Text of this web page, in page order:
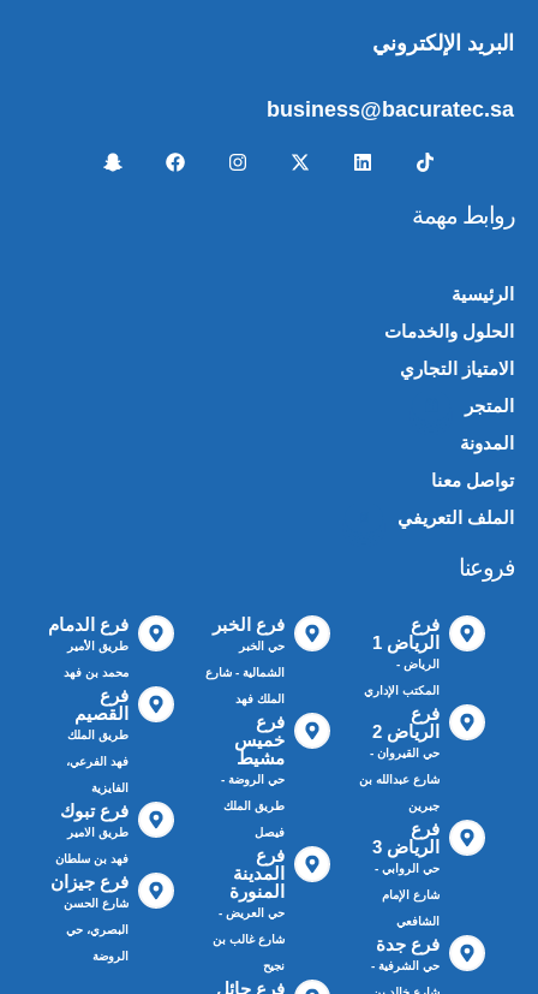
البريد الإلكتروني
business@bacuratec.sa
روابط مهمة
الرئيسية
الحلول والخدمات
الامتياز التجاري
المتجر
المدونة
تواصل معنا
الملف التعريفي
فروعنا
فرع
الرياض 1
الرياض -
المكتب الإداري
فرع
الرياض 2
حي القيروان -
شارع عبدالله بن
جبرين
فرع
الرياض 3
حي الروابي -
شارع الإمام
الشافعي
فرع جدة
حي الشرفية -
فرع الخبر
حي الخبر
الشمالية - شارع
الملك فهد
فرع
خميس
مشيط
حي الروضة -
طريق الملك
فيصل
فرع
المدينة
المنورة
حي العريض -
شارع غالب بن
نجيح
فرع حائل
فرع الدمام
طريق الأمير
محمد بن فهد
فرع
القصيم
طريق الملك
فهد الفرعي،
الفايزية
فرع تبوك
طريق الامير
فهد بن سلطان
فرع جيزان
شارع الحسن
البصري، حي
الروضة